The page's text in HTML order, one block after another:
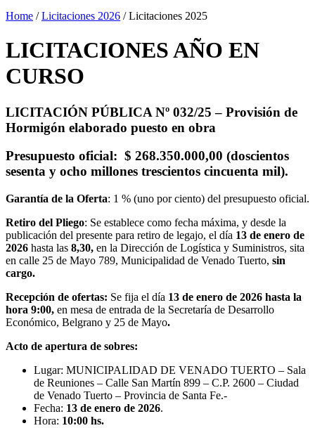
Home /Licitaciones 2026 /Licitaciones 2025
LICITACIONES AÑO EN
CURSO
LICITACIÓN PÚBLICA Nº 032/25 – Provisión de
Hormigón elaborado puesto en obra
Presupuesto oficial: $ 268.350.000,00 (doscientos
sesenta y ocho millones trescientos cincuenta mil).
Garantía de la Oferta: 1 % (uno por ciento) del presupuesto oficial.
Retiro del Pliego: Se establece como fecha máxima, y desde la
publicación del presente para retiro de legajo, el día 13 de enero de
2026 hasta las 8,30, en la Dirección de Logística y Suministros, sita
en calle 25 de Mayo 789, Municipalidad de Venado Tuerto, sin
cargo.
Recepción de ofertas: Se fija el día 13 de enero de 2026 hasta la
hora 9:00, en mesa de entrada de la Secretaría de Desarrollo
Económico, Belgrano y 25 de Mayo.
Acto de apertura de sobres:
Lugar: MUNICIPALIDAD DE VENADO TUERTO – Sala
de Reuniones – Calle San Martín 899 – C.P. 2600 – Ciudad
de Venado Tuerto – Provincia de Santa Fe.-
Fecha: 13 de enero de 2026.
Hora: 10:00 hs.